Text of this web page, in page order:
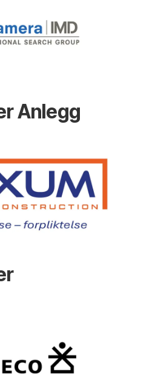
Anlegg